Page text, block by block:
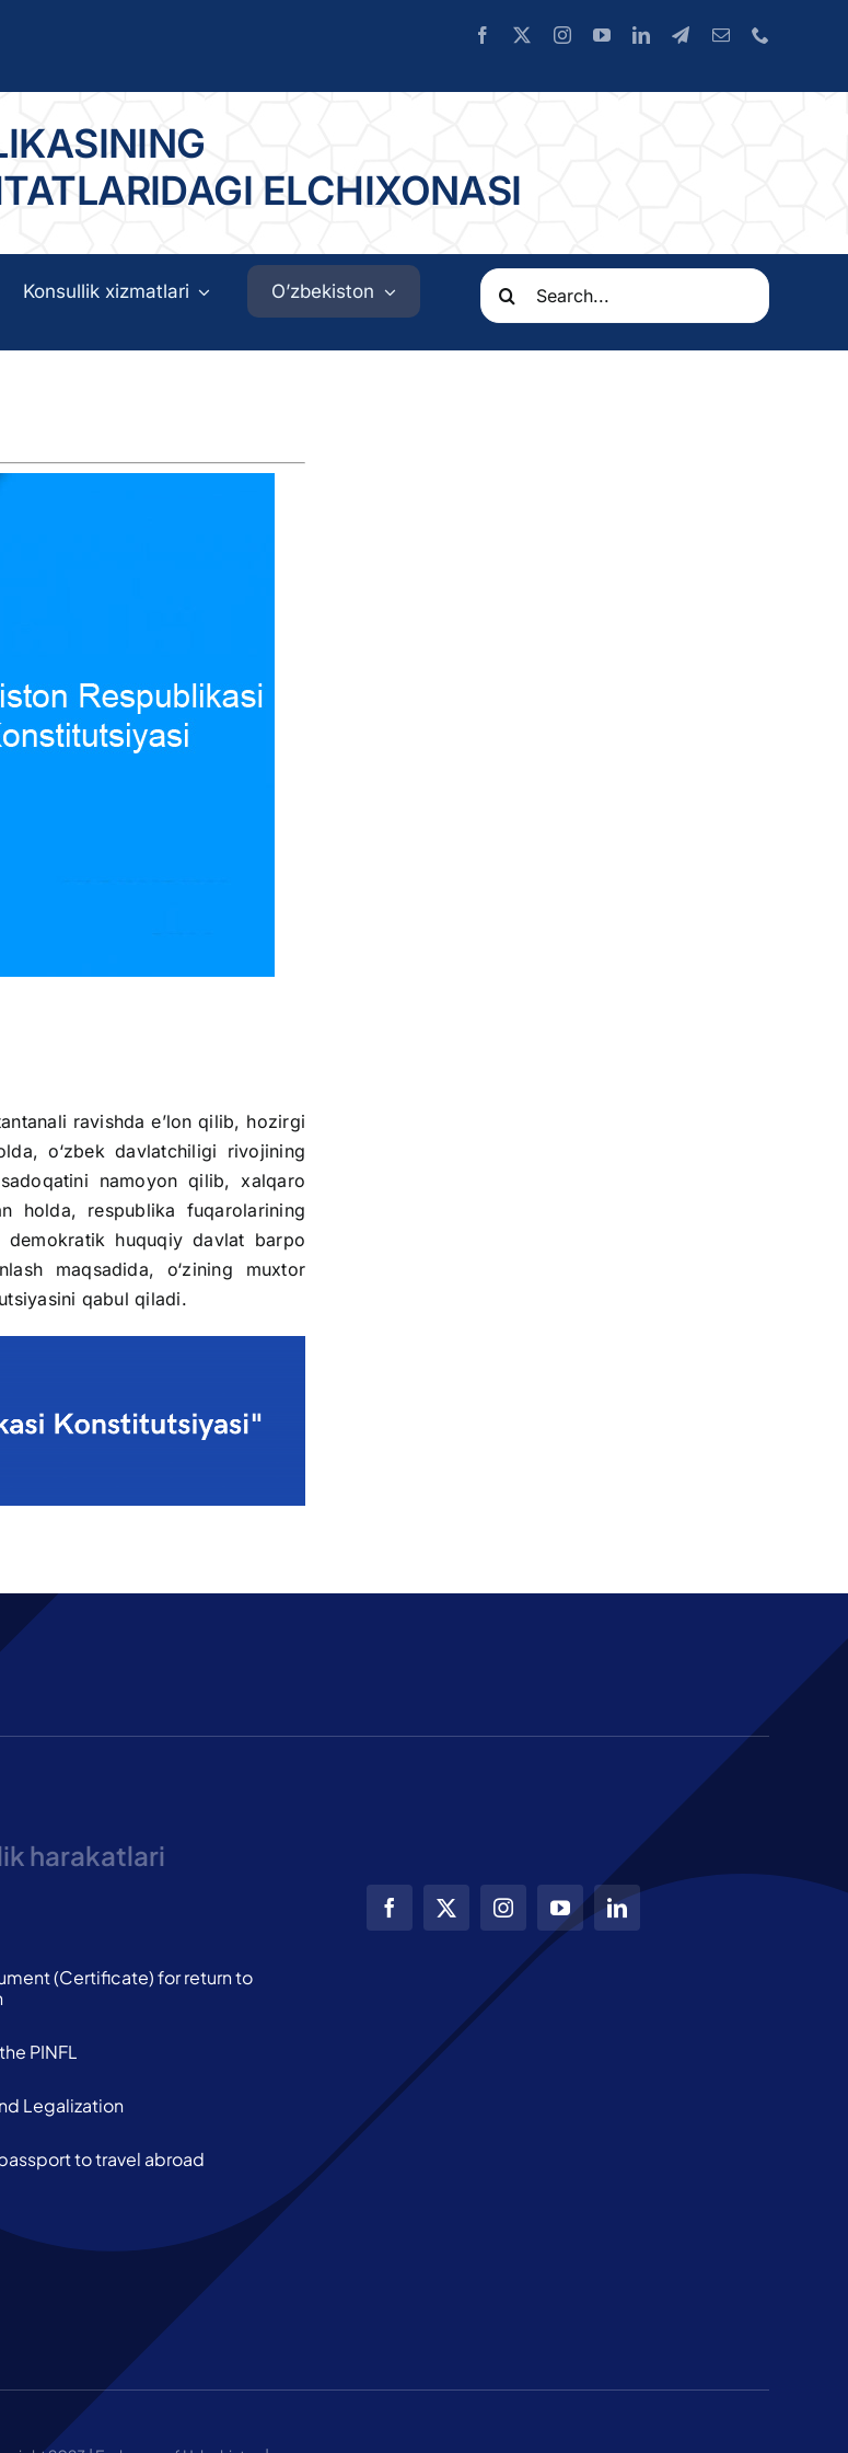
ELCHIXONASI
Konsullik xizmatlari O’zbekiston
Search
for:
ravishda e’lon qilib, hozirgi
o‘zbek davlatchiligi rivojining
namoyon qilib, xalqaro
holda, respublika fuqarolarining
demokratik huquqiy davlat barpo
maqsadida, o‘zining muxtor
qabul qiladi.
harakatlari
(Certificate) for return to
PINFL
Legalization
to travel abroad